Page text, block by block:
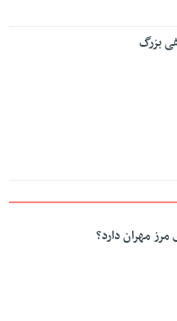
بزرگ
مهران دارد؟